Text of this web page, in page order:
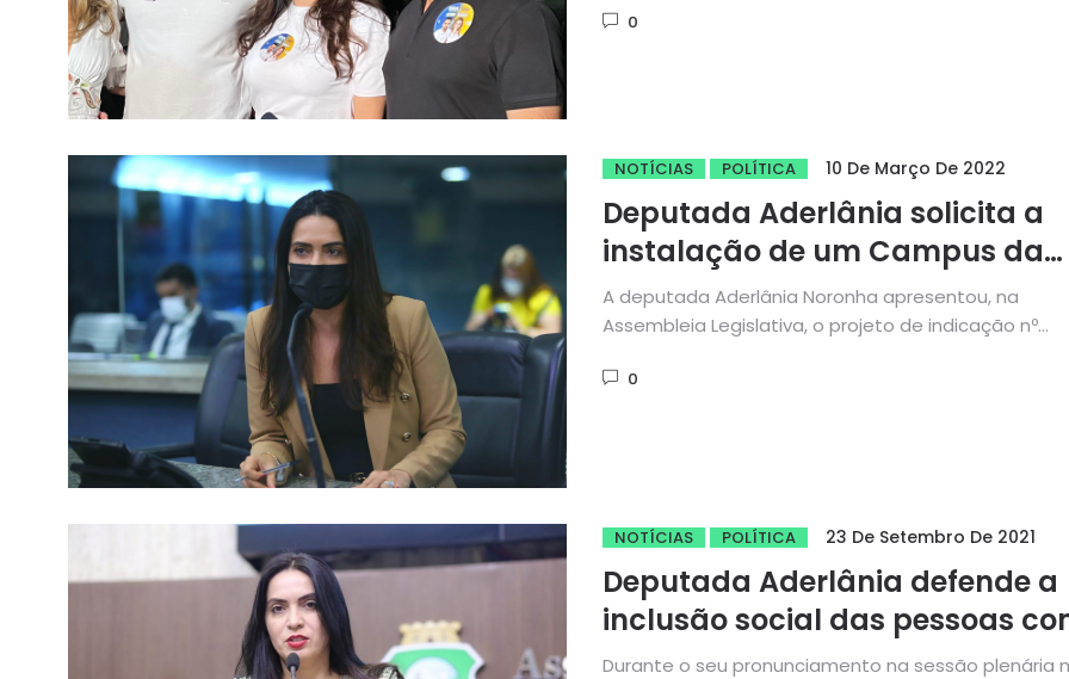
0
NOTÍCIAS POLÍTICA 10 De Março De 2022
Deputada Aderlânia solicita a
instalação de um Campus da
UECE para Boa Viagem
A deputada Aderlânia Noronha apresentou, na
Assembleia Legislativa, o projeto de indicação nº
0
NOTÍCIAS POLÍTICA 23 De Setembro De 2021
Deputada Aderlânia defende a
inclusão social das pessoas
deficiência
Durante o seu pronunciamento na sessão plenária